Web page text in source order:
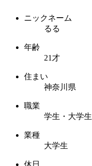
ニックネーム
るる
年齢
21才
住まい
神奈川県
職業
学生・大学生
業種
大学生